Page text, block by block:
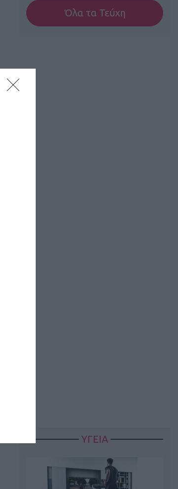
Όλα τα Τεύχη
ΥΓΕΙΑ